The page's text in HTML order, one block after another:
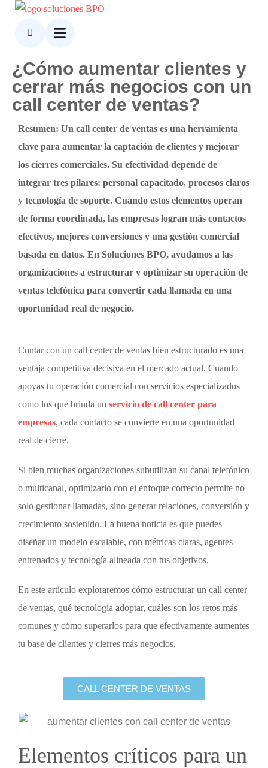
¿Cómo aumentar clientes y
cerrar más negocios con un
call center de ventas?
Resumen: Un call center de ventas es una herramienta
clave para aumentar la captación de clientes y mejorar
los cierres comerciales. Su efectividad depende de
integrar tres pilares: personal capacitado, procesos claros
y tecnología de soporte. Cuando estos elementos operan
de forma coordinada, las empresas logran más contactos
efectivos, mejores conversiones y una gestión comercial
basada en datos. En Soluciones BPO, ayudamos a las
organizaciones a estructurar y optimizar su operación de
ventas telefónica para convertir cada llamada en una
oportunidad real de negocio.
Contar con un call center de ventas bien estructurado es una
ventaja competitiva decisiva en el mercado actual. Cuando
apoyas tu operación comercial con servicios especializados
como los que brinda un servicio de call center para
empresas, cada contacto se convierte en una oportunidad
real de cierre.
Si bien muchas organizaciones subutilizan su canal telefónico
o multicanal, optimizarlo con el enfoque correcto permite no
solo gestionar llamadas, sino generar relaciones, conversión y
crecimiento sostenido. La buena noticia es que puedes
diseñar un modelo escalable, con métricas claras, agentes
entrenados y tecnología alineada con tus objetivos.
En este artículo exploraremos cómo estructurar un call center
de ventas, qué tecnología adoptar, cuáles son los retos más
comunes y cómo superarlos para que efectivamente aumentes
tu base de clientes y cierres más negocios.
CALL CENTER DE VENTAS
Elementos críticos para un